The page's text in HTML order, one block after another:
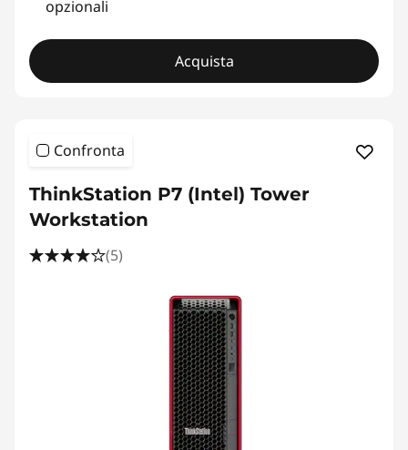
opzionali
Acquista
Confronta
ThinkStation P7 (Intel) Tower
Workstation
(5)